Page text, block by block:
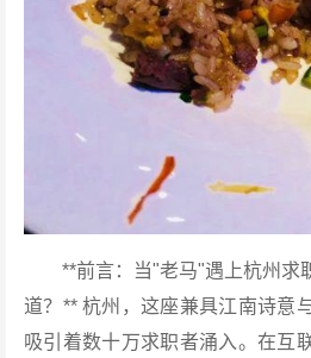
**前言：当"老马"遇上杭州求
道？** 杭州，这座兼具江南诗意
吸引着数十万求职者涌入。在互